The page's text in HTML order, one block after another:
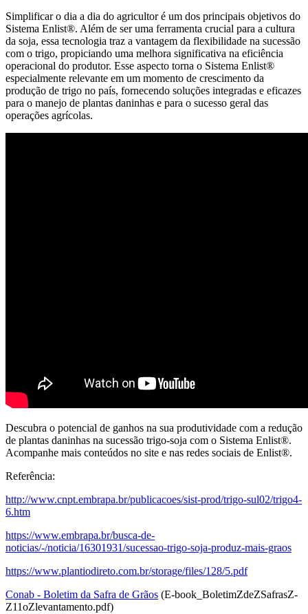
Simplificar o dia a dia do agricultor é um dos principais objetivos do
Sistema Enlist®. Além de ser uma ferramenta crucial para a cultura
da soja, essa tecnologia traz a vantagem da flexibilidade na sucessão
com o trigo, propiciando uma melhora significativa na eficiência
operacional do produtor. Esse aspecto torna o Sistema Enlist®
especialmente relevante em um momento de crescimento da
produção de trigo no país, fornecendo soluções integradas e eficazes
para o manejo de plantas daninhas e para o sucesso geral das
operações agrícolas.
Descubra o potencial de ganhos na sua produtividade com a redução
de plantas daninhas na sucessão trigo-soja com o Sistema Enlist®.
Acompanhe mais conteúdos no site e nas redes sociais de Enlist®.
Referência:
http://www.cnpt.embrapa.br/publicacoes/sist-prod/trigo-sul02/trigo4-
6.htm
https://www.embrapa.br/busca-de-
noticias/-/noticia/16301931/sucessao-trigo-soja-produz-mais-graos
https://www.plantiodireto.com.br/storage/files/128/5.pdf
Conab - Boletim da Safra de Grãos (E-book_BoletimZdeZSafrasZ-
Z11oZlevantamento.pdf)